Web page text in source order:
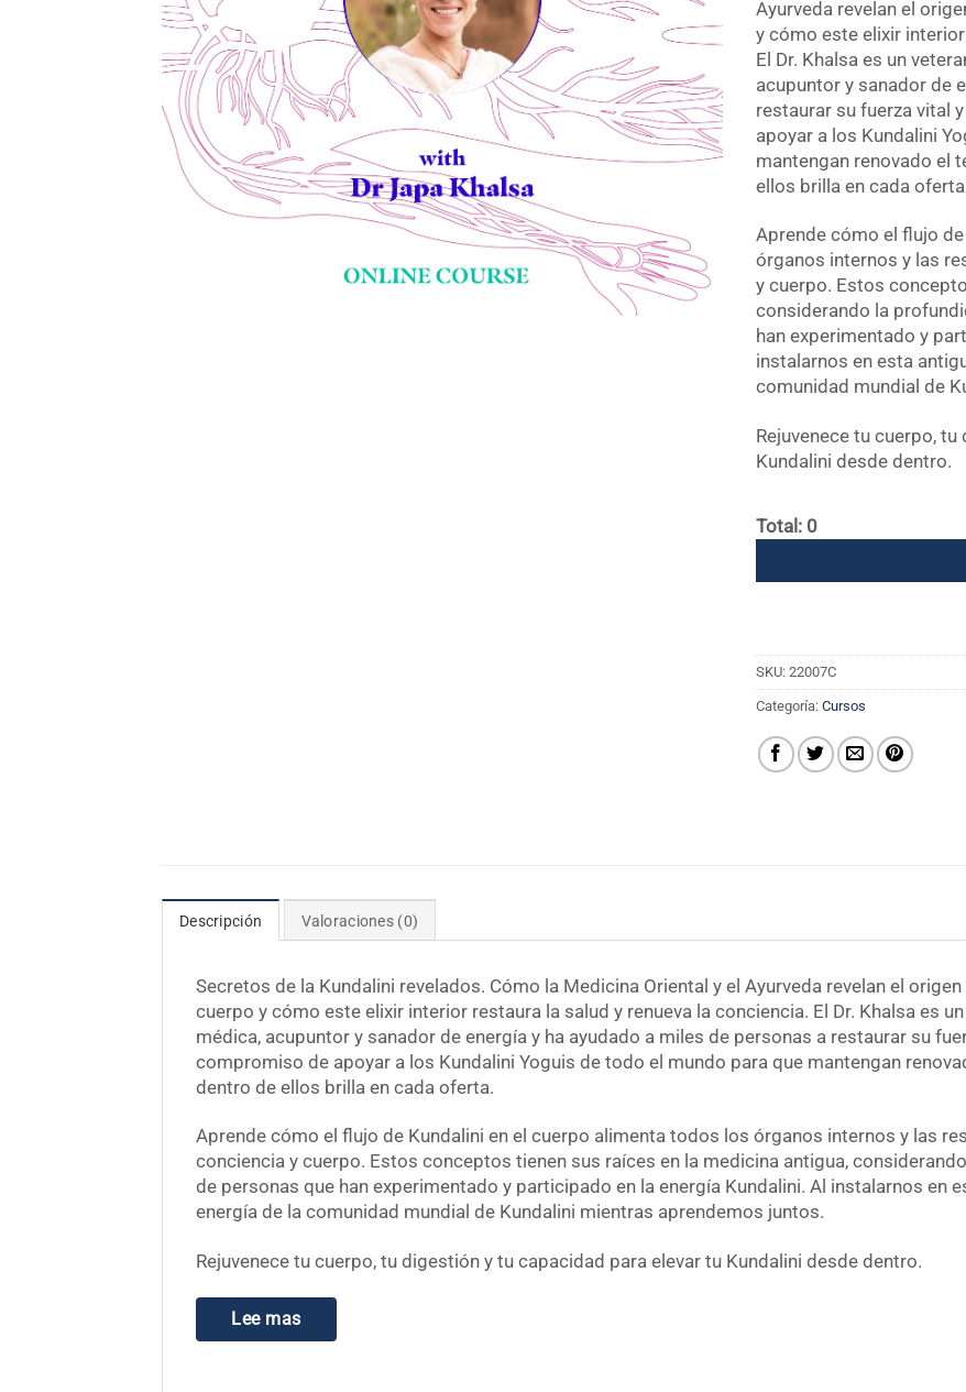
Ayurveda revelan el
y cómo este elixir
El Dr. Khalsa es un
acupuntor y sanador de
restaurar su fuerza vital
apoyar a los Kundalini
mantengan renovado el
ellos brilla en cada
Aprende cómo el flujo
órganos internos y las
y cuerpo. Estos
considerando la
han experimentado y
instalarnos en esta
comunidad mundial de
Rejuvenece tu cuerpo,
Kundalini desde dentro.
Total: 0
SKU: 22007C
Categoría: Cursos
Descripción Valoraciones (0)
Secretos de la Kundalini revelados. Cómo la Medicina Oriental y el Ayurveda revelan el
cuerpo y cómo este elixir interior restaura la salud y renueva la conciencia. El Dr. Khalsa es
médica, acupuntor y sanador de energía y ha ayudado a miles de personas a restaurar su
compromiso de apoyar a los Kundalini Yoguis de todo el mundo para que mantengan
dentro de ellos brilla en cada oferta.
Aprende cómo el flujo de Kundalini en el cuerpo alimenta todos los órganos internos y las
conciencia y cuerpo. Estos conceptos tienen sus raíces en la medicina antigua,
de personas que han experimentado y participado en la energía Kundalini. Al instalarnos en
energía de la comunidad mundial de Kundalini mientras aprendemos juntos.
Rejuvenece tu cuerpo, tu digestión y tu capacidad para elevar tu Kundalini desde dentro.
Lee mas